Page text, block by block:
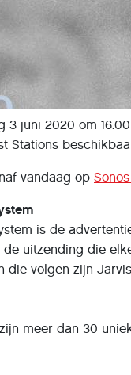
3 juni 2020 om
Stations
vandaag op
is de
uitzending die
die volgen zijn
meer dan 30